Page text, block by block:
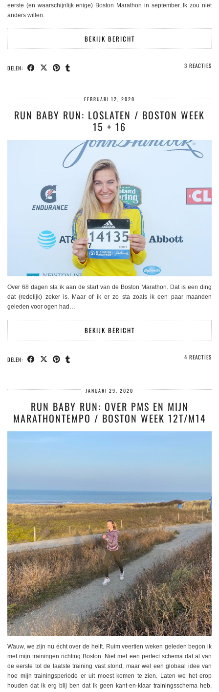
eerste (en waarschijnlijk enige) Boston Marathon in september. Ik zou niet
anders willen.
BEKIJK BERICHT
DELEN: 3 REACTIES
FEBRUARI 12, 2020
RUN BABY RUN: LOSLATEN / BOSTON WEEK
15 + 16
Over 68 dagen sta ik aan de start van de Boston Marathon. Dat is een ding
dat (redelijk) zeker is. Maar of ik er zo sta zoals ik een paar maanden
geleden voor ogen had…
BEKIJK BERICHT
DELEN: 4 REACTIES
JANUARI 29, 2020
RUN BABY RUN: OVER PMS EN MIJN
MARATHONTEMPO / BOSTON WEEK 12T/M14
Wauw, we zijn nu écht over de helft. Ruim veertien weken geleden begon ik
met mijn trainingen richting Boston. Niet met een perfect schema dat al van
de eerste tot de laatste training vast stond, maar wel een globaal idee van
hoe mijn trainingsperiode er uit moest komen te zien. Laten we het erop
houden dat ik erg blij ben dat ik geen kant-en-klaar trainingsschema heb,